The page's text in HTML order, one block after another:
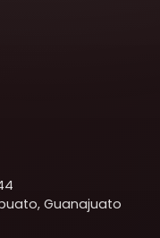
Guanajuato